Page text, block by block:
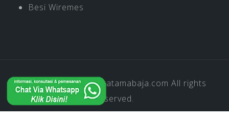
Besi Wiremes
Copyright © 2019Pratamabaja.com All rights
reserved.